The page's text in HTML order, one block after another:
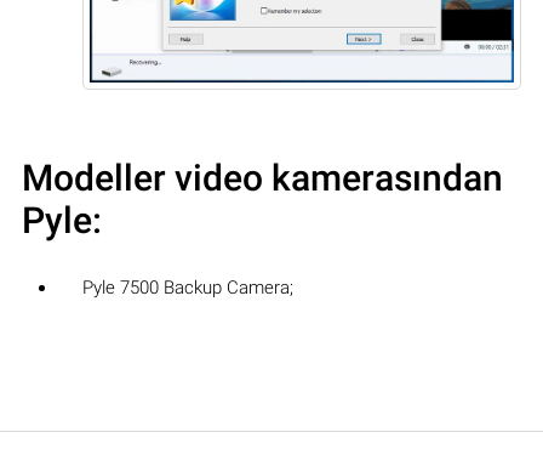
Modeller video kamerasından
Pyle:
Pyle 7500 Backup Camera;